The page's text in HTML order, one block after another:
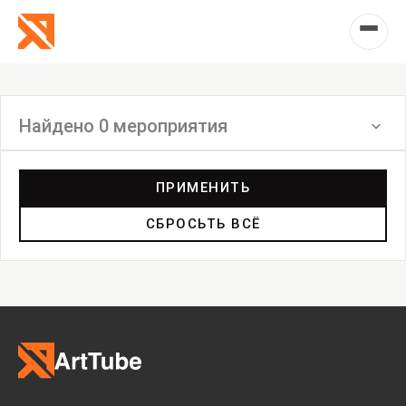
Найдено 0 мероприятия
Дискуссия
Пост-релиз
Пресс-конференция
ПРИМЕНИТЬ
СБРОСЬТЬ ВСЁ